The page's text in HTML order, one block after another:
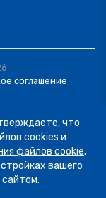
соглашение
что
cookies и
файлов cookie.
вашего
сайтом.